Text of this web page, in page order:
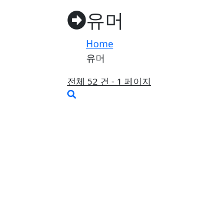
유머
Home
유머
전체 52 건 - 1 페이지